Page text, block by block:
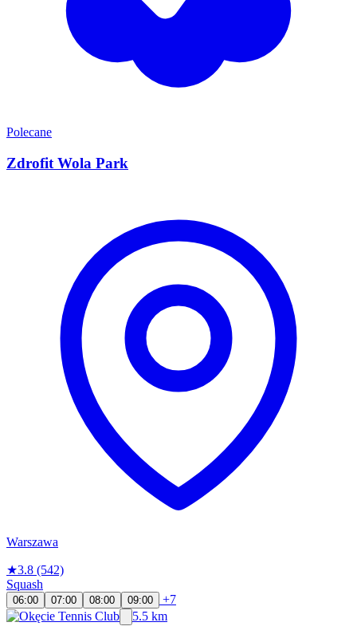
Polecane
Zdrofit Wola Park
Warszawa
★3.8 (542)
Squash
06:00 07:00 08:00 09:00
+7
5.5 km